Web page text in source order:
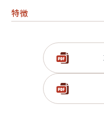
特徴
高機能デジタルドライ
バーチャル専用端子付